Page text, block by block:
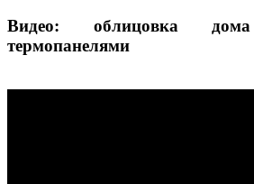
Видео: облицовка
термопанелями